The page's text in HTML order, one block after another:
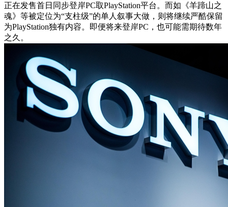
正在发售首日同步登岸PC取PlayStation平台。而如《羊蹄山之
魂》等被定位为“支柱级”的单人叙事大做，则将继续严酷保留
为PlayStation独有内容。即便将来登岸PC，也可能需期待数年
之久。